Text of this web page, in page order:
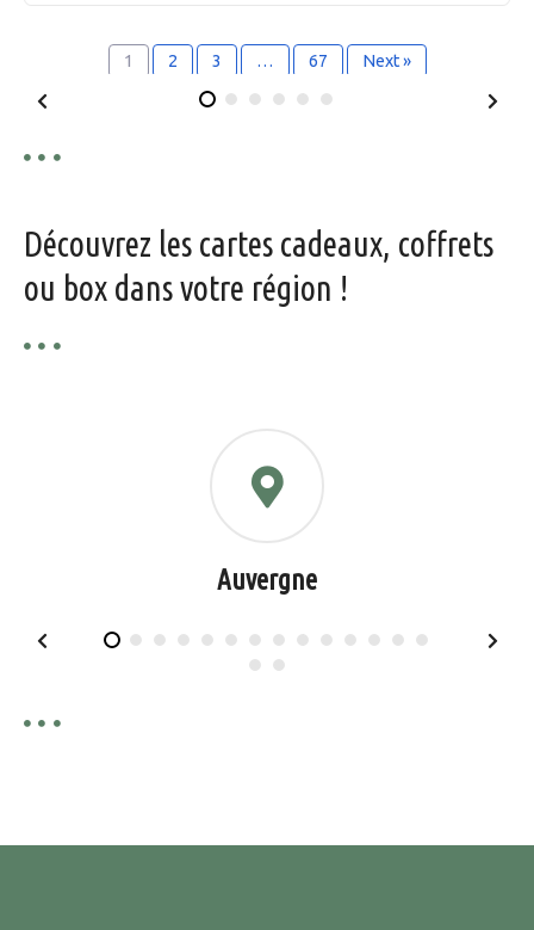
1 2 3 … 67 Next »
Découvrez les cartes cadeaux, coffrets
ou box dans votre région !
Auvergne